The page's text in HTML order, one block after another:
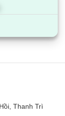
Thanh Trì